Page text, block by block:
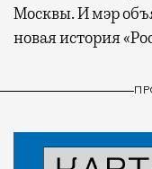
Москвы. И мэр
новая история